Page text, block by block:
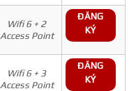
Wifi 6 + 2
Access Point
ĐĂNG
KÝ
Wifi 6 + 3
Access Point
ĐĂNG
KÝ